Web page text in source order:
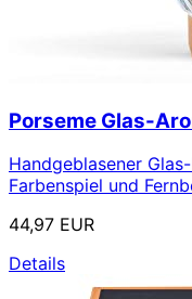
Porseme Glas-
Handgeblasener
Farbenspiel und
44,97 EUR
Details